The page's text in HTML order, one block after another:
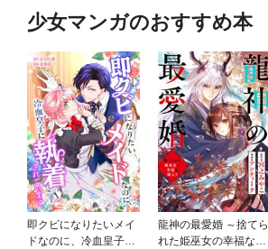
少女マンガのおすすめ本
即クビになりたいメイ
ドなのに、冷血皇子に
龍神の最愛婚 ～捨てら
れた姫巫女の幸福な嫁